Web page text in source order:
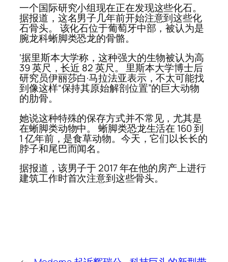
一个国际研究小组现在正在发现这些化石。
据报道，这名男子几年前开始注意到这些化
石骨头。 该化石位于葡萄牙中部，被认为是
腕龙科蜥脚类恐龙的骨骼。
‘据里斯本大学称，这种强大的生物被认为高
39 英尺，长近 82 英尺。 里斯本大学博士后
研究员伊丽莎白·马拉法亚表示，不太可能找
到像这样“保持其原始解剖位置”的巨大动物
的肋骨。
她说这种特殊的保存方式并不常见，尤其是
在蜥脚类动物中。 蜥脚类恐龙生活在 160 到
1 亿年前，是食草动物。今天，它们以长长的
脖子和尾巴而闻名。
据报道，该男子于 2017 年在他的房产上进行
建筑工作时首次注意到这些骨头。